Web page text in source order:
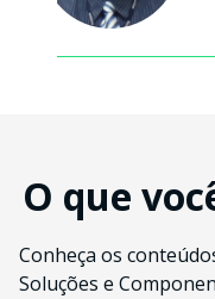
O que
Conheça os
Soluções e